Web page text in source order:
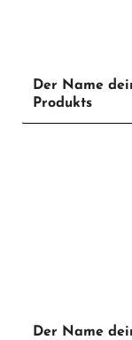
Der Name
Produkts
Der Name